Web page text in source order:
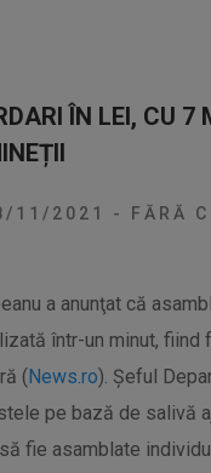
ÎN LEI, CU 7
11/2021 - FĂRĂ
a anunţat că
într-un minut,
(News.ro). Şeful
pe bază de salivă
fie asamblate